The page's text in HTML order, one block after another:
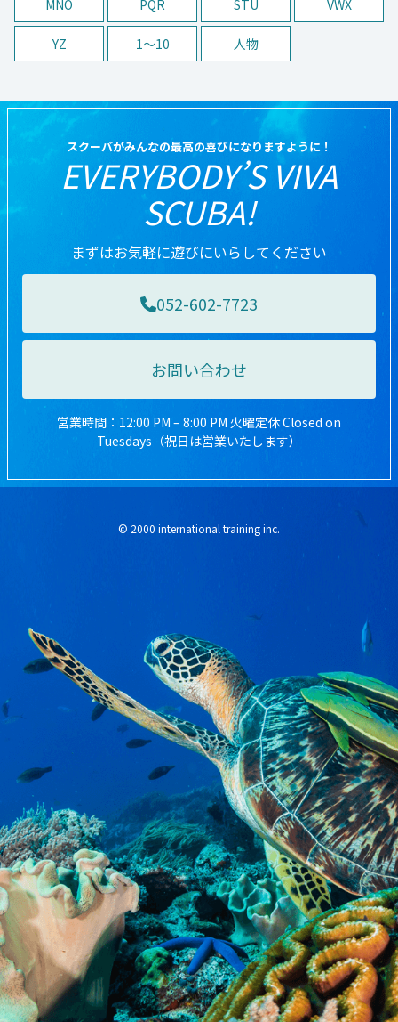
MNO PQR STU VWX
YZ 1〜10 人物
スクーバがみんなの最高の喜びになりますように！
EVERYBODY’S VIVA
SCUBA!
まずはお気軽に遊びにいらしてください
052-602-7723
お問い合わせ
営業時間：12:00 PM – 8:00 PM 火曜定休 Closed on
Tuesdays（祝日は営業いたします）
© 2000 international training inc.